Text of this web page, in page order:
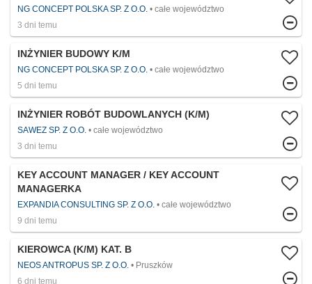
NG CONCEPT POLSKA SP. Z O.O.
całe województwo
3 dni temu
INŻYNIER BUDOWY K/M
NG CONCEPT POLSKA SP. Z O.O.
całe województwo
5 dni temu
INŻYNIER ROBÓT BUDOWLANYCH (K/M)
SAWEZ SP. Z O.O.
całe województwo
3 dni temu
KEY ACCOUNT MANAGER / KEY ACCOUNT
MANAGERKA
EXPANDIA CONSULTING SP. Z O.O.
całe województwo
9 dni temu
KIEROWCA (K/M) KAT. B
NEOS ANTROPUS SP. Z O.O.
Pruszków
6 dni temu